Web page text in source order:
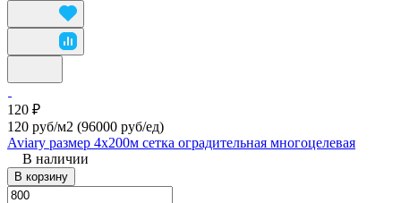
120 ₽
120 руб/м2 (96000 руб/eд)
Aviary размер 4х200м сетка оградительная многоцелевая
В наличии
В корзину